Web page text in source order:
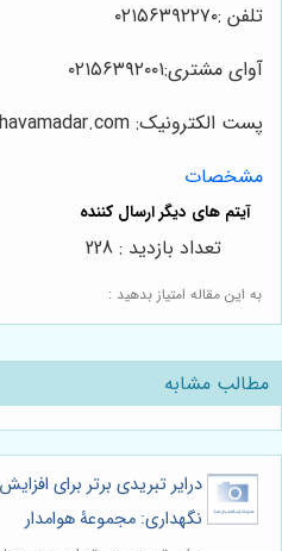
تلفن :۰۲۱۵۶۳۹۲۲۷۰
آوای مشتری:۰۲۱۵۶۳۹۲۰۰۱
پست الکترونیک: info@havamadar.com
مشخصات
به این مقاله امتیاز بدهید :
تعداد بازدید : 228
مطالب مشابه
درایر تبریدی برتر برای
نگهداری: مجموعۀ هوامدار